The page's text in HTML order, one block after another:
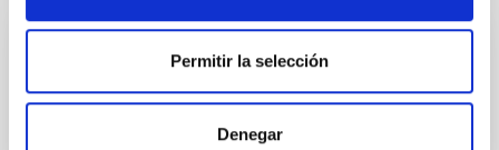
Permitir la selección
Denegar
PERMANENT (OPEN TO PUBLIC)
Cinco Contratos-Administrativos/as_Fijo
Laboral PS-2026-028